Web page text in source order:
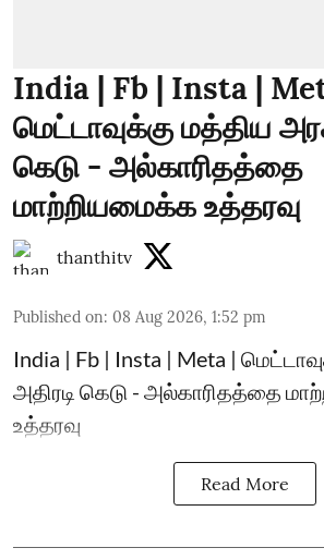
India | Fb | Insta |
மெட்டாவுக்கு மத்திய
கெடு - அல்காரிதத்தை
மாற்றியமைக்க உத்தரவு
thanthitv
Published on: 08 Aug 2026, 1:52 pm
India | Fb | Insta | Meta |
அதிரடி கெடு - அல்காரிதத்தை
உத்தரவு
Read More